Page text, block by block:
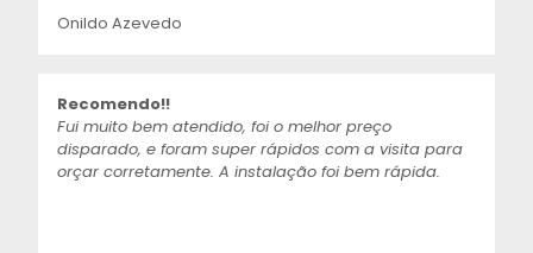
Onildo Azevedo
Recomendo!!
Fui muito bem atendido, foi o melhor preço
disparado, e foram super rápidos com a visita para
orçar corretamente. A instalação foi bem rápida.